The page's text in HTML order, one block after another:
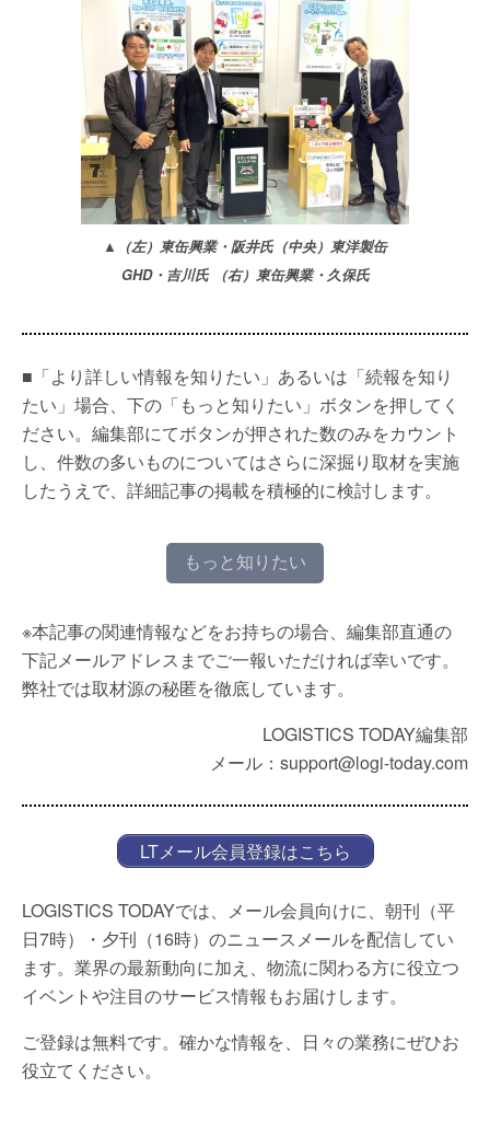
▲（左）東缶興業・阪井氏（中央）東洋製缶
GHD・吉川氏 （右）東缶興業・久保氏
■「より詳しい情報を知りたい」あるいは「続報を知り
たい」場合、下の「もっと知りたい」ボタンを押してく
ださい。編集部にてボタンが押された数のみをカウント
し、件数の多いものについてはさらに深掘り取材を実施
したうえで、詳細記事の掲載を積極的に検討します。
もっと知りたい
※本記事の関連情報などをお持ちの場合、編集部直通の
下記メールアドレスまでご一報いただければ幸いです。
弊社では取材源の秘匿を徹底しています。
LOGISTICS TODAY編集部
メール：support@logi-today.com
LTメール会員登録はこちら
LOGISTICS TODAYでは、メール会員向けに、朝刊（平
日7時）・夕刊（16時）のニュースメールを配信してい
ます。業界の最新動向に加え、物流に関わる方に役立つ
イベントや注目のサービス情報もお届けします。
ご登録は無料です。確かな情報を、日々の業務にぜひお
役立てください。